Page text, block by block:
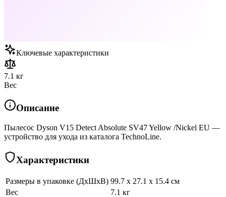
Ключевые характеристики
7.1 кг
Вес
Описание
Пылесос Dyson V15 Detect Absolute SV47 Yellow /Nickel EU —
устройство для ухода из каталога TechnoLine.
Характеристики
Размеры в упаковке (ДхШхВ) 99.7 x 27.1 x 15.4 см
Вес
7.1 кг